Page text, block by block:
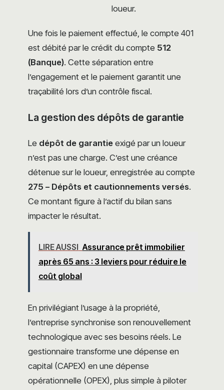
loueur.
Une fois le paiement effectué, le compte 401
est débité par le crédit du compte 512
(Banque). Cette séparation entre
l’engagement et le paiement garantit une
traçabilité lors d’un contrôle fiscal.
La gestion des dépôts de garantie
Le dépôt de garantie exigé par un loueur
n’est pas une charge. C’est une créance
détenue sur le loueur, enregistrée au compte
275 – Dépôts et cautionnements versés.
Ce montant figure à l’actif du bilan sans
impacter le résultat.
LIRE AUSSI Assurance prêt immobilier
après 65 ans : 3 leviers pour réduire le
coût global
En privilégiant l’usage à la propriété,
l’entreprise synchronise son renouvellement
technologique avec ses besoins réels. Le
gestionnaire transforme une dépense en
capital (CAPEX) en une dépense
opérationnelle (OPEX), plus simple à piloter